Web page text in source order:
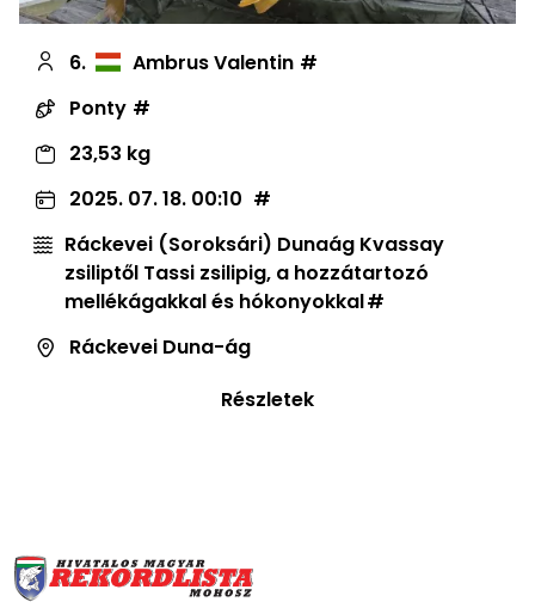
6.
Ambrus Valentin
Ponty
23,53 kg
2025. 07. 18. 00:10
Ráckevei (Soroksári) Dunaág Kvassay
zsiliptől Tassi zsilipig, a hozzátartozó
mellékágakkal és hókonyokkal
Ráckevei Duna-ág
Részletek